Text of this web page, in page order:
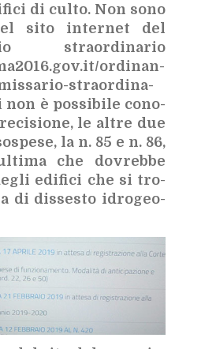
di cul­to. Non sono
sito in­ter­net del
straor­di­na­rio
​or­di­nan­
straor­di­na­
non è pos­si­bi­le co­no­
le al­tre due
la n. 85 e n. 86,
che do­vreb­be
edi­fi­ci che si tro­
di dis­se­sto idro­geo­